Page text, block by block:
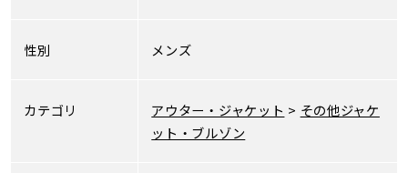
性別 メンズ
カテゴリ アウター・ジャケット > その他ジャケ
ット・ブルゾン